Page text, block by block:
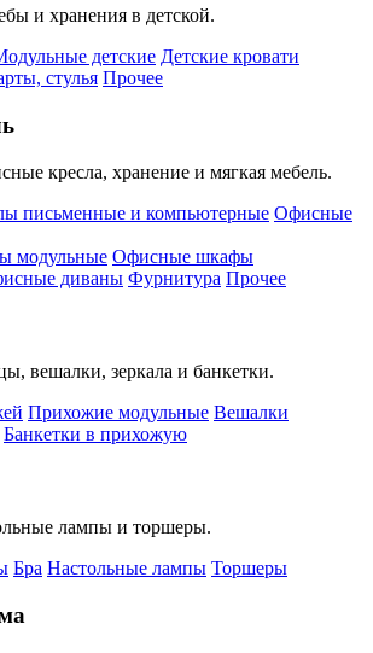
и хранения в детской.
детские Детские кровати
стулья Прочее
кресла, хранение и мягкая мебель.
письменные и компьютерные Офисные
модульные Офисные шкафы
диваны Фурнитура Прочее
вешалки, зеркала и банкетки.
Прихожие модульные Вешалки
Банкетки в прихожую
лампы и торшеры.
Бра Настольные лампы Торшеры